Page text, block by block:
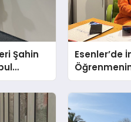
Şahin
￼
Esenler’de
Büyük
İndirim!